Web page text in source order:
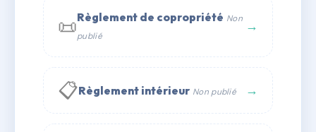
✉ Email
📜Règlement de copropriété Non
publié
→
📋Règlement intérieur Non publié →